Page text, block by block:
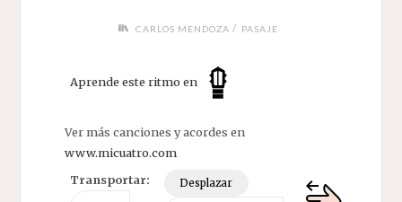
CARLOS MENDOZA / PASAJE
Aprende este ritmo en
Ver más canciones y acordes en
www.micuatro.com
Transportar:
Desplazar